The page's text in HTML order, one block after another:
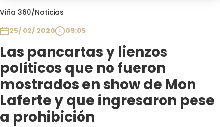
Viña 360/Noticias
25/ 02/ 2020
09:05
Las pancartas y lienzos
políticos que no fueron
mostrados en show de Mon
Laferte y que ingresaron pese
a prohibición
Club De La Comedia
Plan Perfecto
El Tiempo
Sabingo
Todos Los Programas